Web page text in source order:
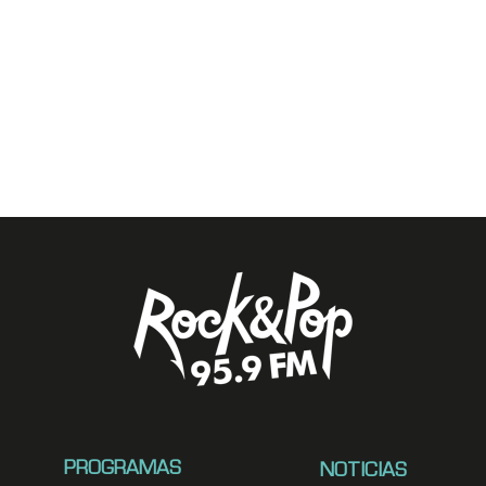
PROGRAMAS
NOTICIAS